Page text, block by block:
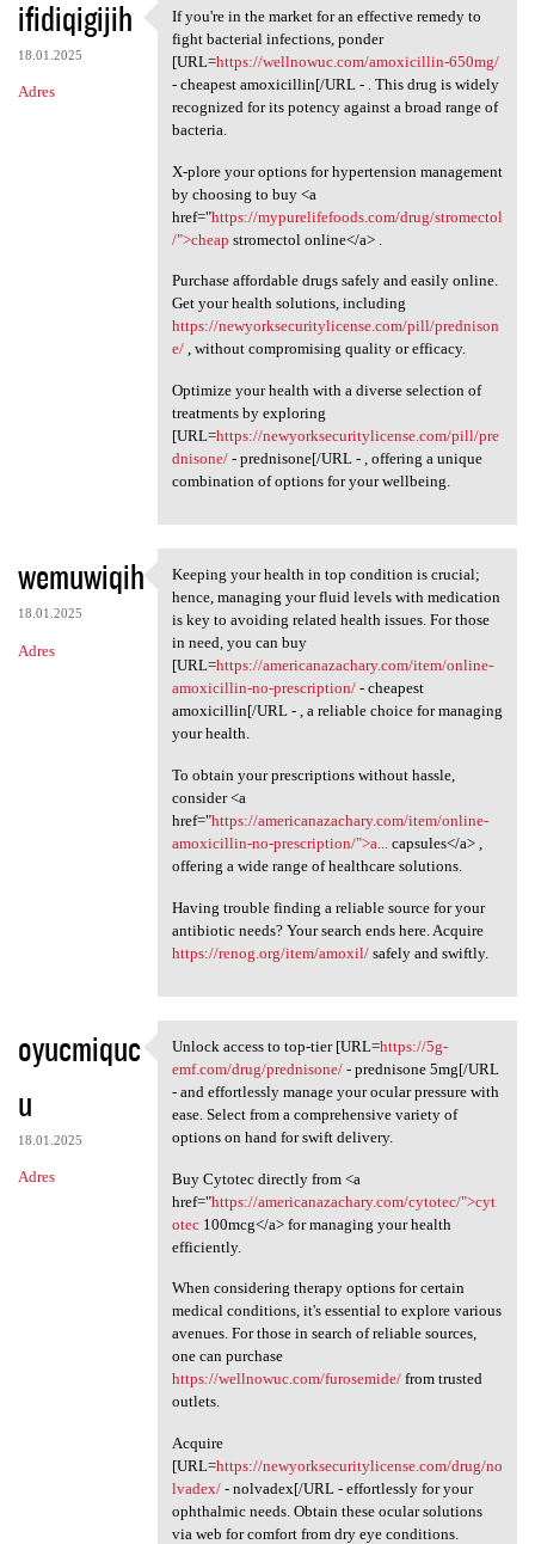
ifidiqigijih
18.01.2025
Adres
If you're in the market for
If you're in the market for an effective remedy to
fight bacterial infections, ponder
[URL=https://wellnowuc.com/amoxicillin-650mg/
- cheapest amoxicillin[/URL - . This drug is widely
recognized for its potency against a broad range of
bacteria.
X-plore your options for hypertension management
by choosing to buy <a
href="https://mypurelifefoods.com/drug/stromectol
/">cheap stromectol online</a> .
Purchase affordable drugs safely and easily online.
Get your health solutions, including
https://newyorksecuritylicense.com/pill/prednison
e/, without compromising quality or efficacy.
Optimize your health with a diverse selection of
treatments by exploring
[URL=https://newyorksecuritylicense.com/pill/pre
dnisone/- prednisone[/URL - , offering a unique
combination of options for your wellbeing.
wemuwiqih
18.01.2025
Adres
Keeping your health in top
Keeping your health in top condition is crucial;
hence, managing your fluid levels with medication
is key to avoiding related health issues. For those
in need, you can buy
[URL=https://americanazachary.com/item/online-
amoxicillin-no-prescription/- cheapest
amoxicillin[/URL - , a reliable choice for managing
your health.
To obtain your prescriptions without hassle,
consider <a
href="https://americanazachary.com/item/online-
amoxicillin-no-prescription/">a...
capsules</a> ,
offering a wide range of healthcare solutions.
Having trouble finding a reliable source for your
antibiotic needs? Your search ends here. Acquire
https://renog.org/item/amoxil/safely and swiftly.
oyucmiquc
u
18.01.2025
Adres
Unlock access to top-tier
Unlock access to top-tier [URL=https://5g-
emf.com/drug/prednisone/- prednisone 5mg[/URL
- and effortlessly manage your ocular pressure with
ease. Select from a comprehensive variety of
options on hand for swift delivery.
Buy Cytotec directly from <a
href="https://americanazachary.com/cytotec/">cyt
otec100mcg</a> for managing your health
efficiently.
When considering therapy options for certain
medical conditions, it's essential to explore various
avenues. For those in search of reliable sources,
one can purchase
https://wellnowuc.com/furosemide/from trusted
outlets.
Acquire
[URL=https://newyorksecuritylicense.com/drug/no
lvadex/- nolvadex[/URL - effortlessly for your
ophthalmic needs. Obtain these ocular solutions
via web for comfort from dry eye conditions.